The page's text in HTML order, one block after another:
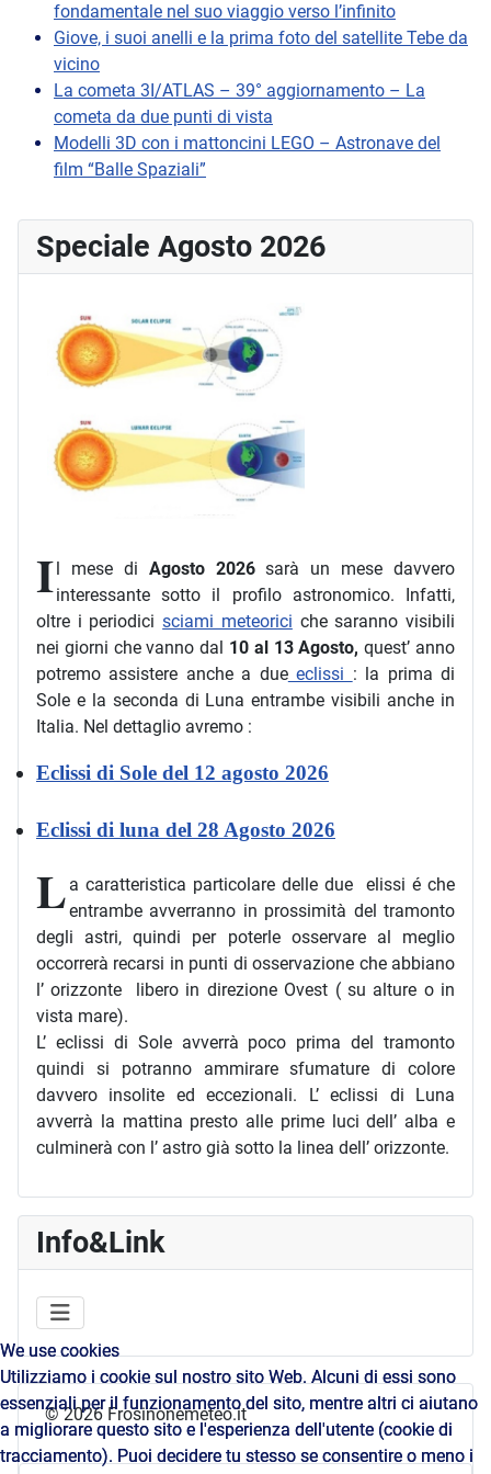
fondamentale nel suo viaggio verso l’infinito
Giove, i suoi anelli e la prima foto del satellite Tebe da
vicino
La cometa 3I/ATLAS – 39° aggiornamento – La
cometa da due punti di vista
Modelli 3D con i mattoncini LEGO – Astronave del
film “Balle Spaziali”
Speciale Agosto 2026
Il mese di Agosto 2026sarà un mese davvero
interessante sotto il profilo astronomico. Infatti,
oltre i periodicisciami meteorici che saranno visibili
nei giorni che vanno dal 10 al 13 Agosto, quest’ anno
potremo assistere anche a dueeclissi : la prima di
Sole e la seconda di Luna entrambe visibili anche in
Italia. Nel dettaglio avremo :
Eclissi di Sole del 12 agosto 2026
Eclissi di luna del 28 Agosto 2026
L a caratteristica particolare delle due elissi é che
entrambe avverranno in prossimità del tramonto
degli astri, quindi per poterle osservare al meglio
occorrerà recarsi in punti di osservazione che abbiano
l’ orizzonte libero in direzione Ovest ( su alture o in
vista mare).
L’ eclissi di Sole avverrà poco prima del tramonto
quindi si potranno ammirare sfumature di colore
davvero insolite ed eccezionali. L’ eclissi di Luna
avverrà la mattina presto alle prime luci dell’ alba e
culminerà con l’ astro già sotto la linea dell’ orizzonte.
Info&Link
We use cookies
Utilizziamo i cookie sul nostro sito Web. Alcuni di essi sono
essenziali per il funzionamento del sito, mentre altri ci aiutano
a migliorare questo sito e l'esperienza dell'utente (cookie di
tracciamento). Puoi decidere tu stesso se consentire o meno i
© 2026 Frosinonemeteo.it
We use cookies
Utilizziamo i cookie sul nostro sito Web. Alcuni di essi sono
essenziali per il funzionamento del sito, mentre altri ci aiutano
a migliorare questo sito e l'esperienza dell'utente (cookie di
tracciamento). Puoi decidere tu stesso se consentire o meno i